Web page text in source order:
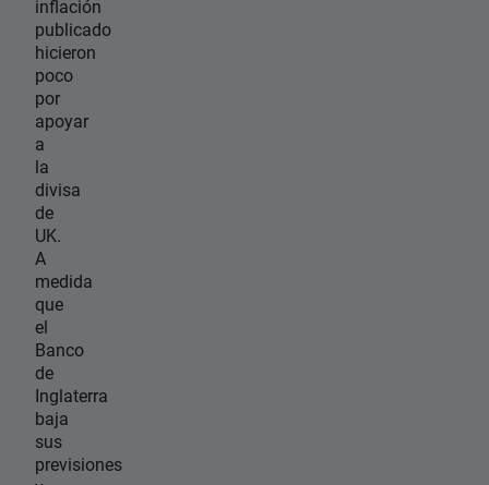
inflación
publicado
hicieron
poco
por
apoyar
a
la
divisa
de
UK.
A
medida
que
el
Banco
de
Inglaterra
baja
sus
previsiones